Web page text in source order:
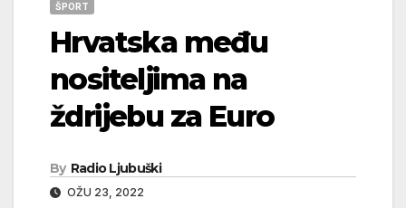
ŠPORT
Hrvatska među
nositeljima na
ždrijebu za Euro
By Radio Ljubuški
OŽU 23, 2022